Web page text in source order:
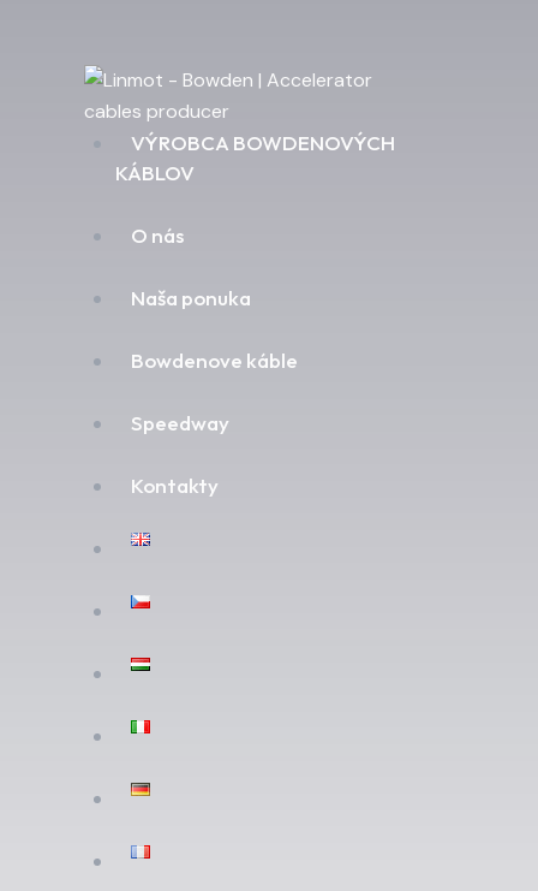
VÝROBCA BOWDENOVÝCH
KÁBLOV
O nás
Naša ponuka
Bowdenove káble
Speedway
Kontakty